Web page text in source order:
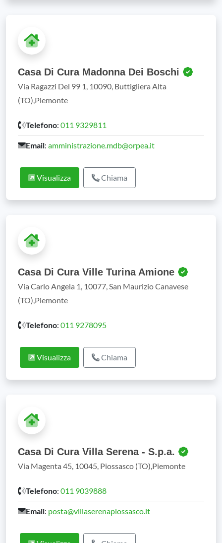
Casa Di Cura Madonna Dei Boschi
Via Ragazzi Del 99 1, 10090, Buttigliera Alta
(TO),Piemonte
Telefono: 011 9329811
Email: amministrazione.mdb@orpea.it
Visualizza Chiama
Casa Di Cura Ville Turina Amione
Via Carlo Angela 1, 10077, San Maurizio Canavese
(TO),Piemonte
Telefono: 011 9278095
Visualizza Chiama
Casa Di Cura Villa Serena - S.p.a.
Via Magenta 45, 10045, Piossasco (TO),Piemonte
Telefono: 011 9039888
Email: posta@villaserenapiossasco.it